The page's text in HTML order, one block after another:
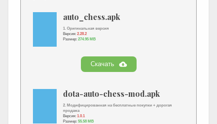
auto_chess.apk
1. Оригинальная версия
Версия: 2.28.2
Размер: 274.95 MB
Скачать
dota-auto-chess-mod.apk
2. Модифицированная на бесплатные покупки + дорогая
продажа
Версия: 1.0.1
Размер: 55.58 MB